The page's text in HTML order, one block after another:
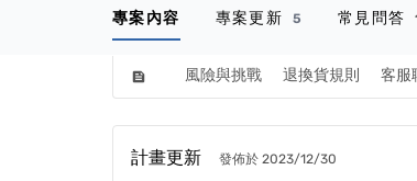
feed 風險與挑戰 退換貨規則 客服
專案內容 專案更新 5 常見問答
計畫更新 發佈於 2023/12/30